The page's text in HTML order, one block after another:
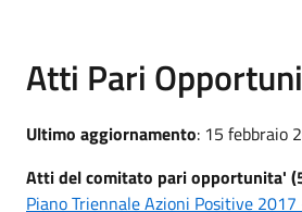
Atti Pari
Ultimo aggiornamento: 15 febbraio
Atti del comitato pari opportunita'
Piano Triennale Azioni Positive